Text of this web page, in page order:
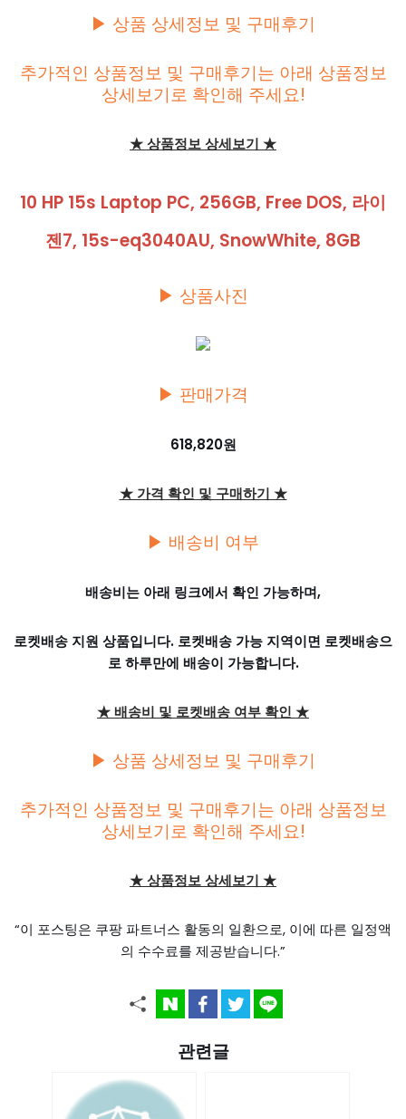
▶ 상품 상세정보 및 구매후기
추가적인 상품정보 및 구매후기는 아래 상품정보
상세보기로 확인해 주세요!
★ 상품정보 상세보기 ★
10 HP 15s Laptop PC, 256GB, Free DOS, 라이
젠7, 15s-eq3040AU, SnowWhite, 8GB
▶ 상품사진
▶ 판매가격
618,820원
★ 가격 확인 및 구매하기 ★
▶ 배송비 여부
배송비는 아래 링크에서 확인 가능하며,
로켓배송 지원 상품입니다. 로켓배송 가능 지역이면 로켓배송으
로 하루만에 배송이 가능합니다.
★ 배송비 및 로켓배송 여부 확인 ★
▶ 상품 상세정보 및 구매후기
추가적인 상품정보 및 구매후기는 아래 상품정보
상세보기로 확인해 주세요!
★ 상품정보 상세보기 ★
“이 포스팅은 쿠팡 파트너스 활동의 일환으로, 이에 따른 일정액
의 수수료를 제공받습니다.”
관련글